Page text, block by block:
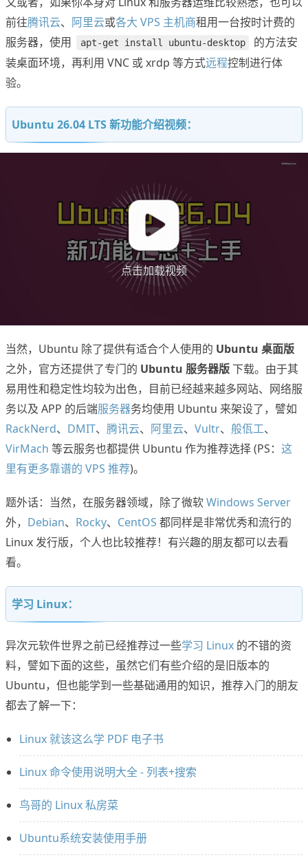
前往腾讯云、 阿里云或各大 VPS 主机商租用一台按时计费的
服务器，使用
apt-get install ubuntu-desktop
的方法安
装桌面环境，再利用 VNC 或 xrdp 等方式远程控制进行体
验。
Ubuntu 26.04 LTS 新功能介绍视频：
点击加载视频
当然，Ubuntu 除了提供有适合个人使用的 Ubuntu 桌面版
之外，官方还提供了专门的 Ubuntu 服务器版 下载。由于其
易用性和稳定性均较为出色，目前已经越来越多网站、网络服
务以及 APP 的后端服务器务均使用 Ubuntu 来架设了，譬如
RackNerd、 DMIT、 腾讯云、 阿里云、 Vultr、 般佤工、
VirMach 等云服务也都提供 Ubuntu 作为推荐选择 (PS： 这
里有更多靠谱的 VPS 推荐)。
题外话：当然，在服务器领域，除了微软Windows Server
外， Debian、 Rocky、 CentOS 都同样是非常优秀和流行的
Linux 发行版，个人也比较推荐！有兴趣的朋友都可以去看
看。
学习 Linux：
异次元软件世界之前已经推荐过一些学习 Linux 的不错的资
料，譬如下面的这些，虽然它们有些介绍的是旧版本的
Ubuntu，但也能学到一些基础通用的知识，推荐入门的朋友
都去了解一下：
Linux 就该这么学 PDF 电子书
Linux 命令使用说明大全 - 列表+搜索
鸟哥的 Linux 私房菜
Ubuntu系统安装使用手册